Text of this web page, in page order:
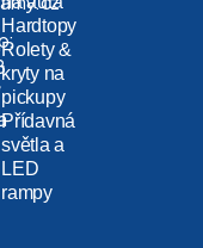
Hardtopy
Rolety &
kryty na
pickupy
Přídavná
světla a
LED
rampy